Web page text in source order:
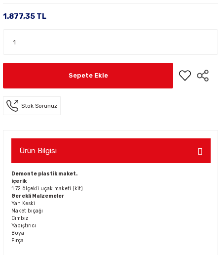
1.877,35 TL
Sepete Ekle
Stok Sorunuz
Ürün Bilgisi
Demonte plastik maket.
içerik
1:72 ölçekli uçak maketi (kit)
Gerekli Malzemeler
Yan Keski
Maket bıçağı
Cımbız
Yapıştırıcı
Boya
Fırça